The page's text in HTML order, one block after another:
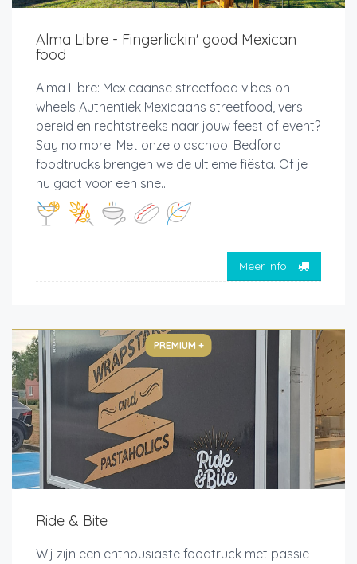
Alma Libre - Fingerlickin' good Mexican
food
Alma Libre: Mexicaanse streetfood vibes on
wheels Authentiek Mexicaans streetfood, vers
bereid en rechtstreeks naar jouw feest of event?
Say no more! Met onze oldschool Bedford
foodtrucks brengen we de ultieme fiësta. Of je
nu gaat voor een sne...
Meer info
PREMIUM +
Ride & Bite
Wij zijn een enthousiaste foodtruck met passie